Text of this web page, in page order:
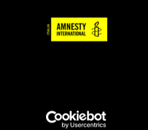
NEWSLETTER
Amnesty International –
3/3/2023
Tel: 06 44901 – Fax:
Servizio Sostenitori –